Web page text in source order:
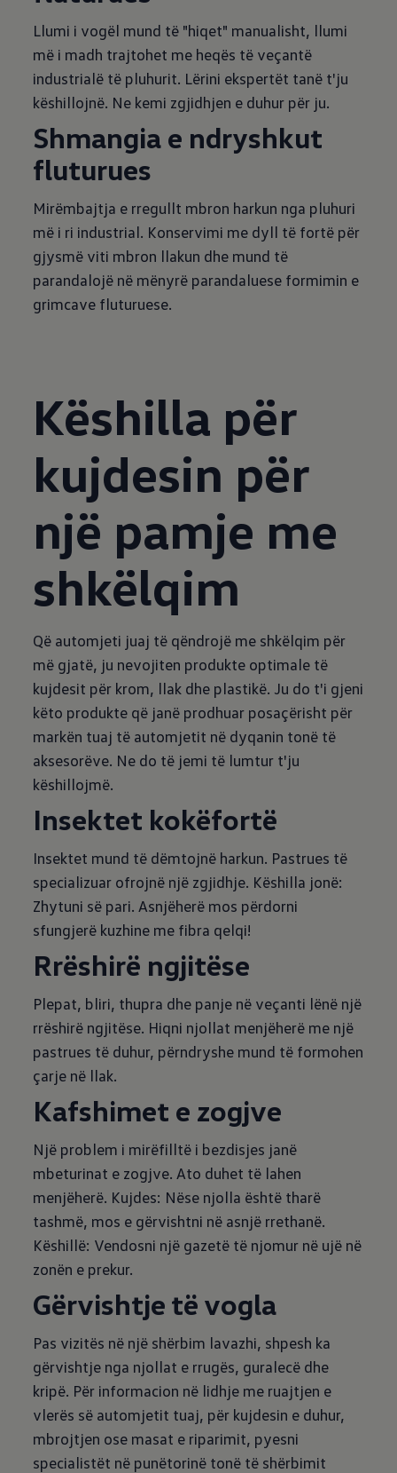
Llumi i vogël mund të "hiqet" manualisht, llumi
më i madh trajtohet me heqës të veçantë
industrialë të pluhurit. Lërini ekspertët tanë t'ju
këshillojnë. Ne kemi zgjidhjen e duhur për ju.
Shmangia e ndryshkut
fluturues
Mirëmbajtja e rregullt mbron harkun nga pluhuri
më i ri industrial. Konservimi me dyll të fortë për
gjysmë viti mbron llakun dhe mund të
parandalojë në mënyrë parandaluese formimin e
grimcave fluturuese.
Këshilla për
kujdesin për
një pamje me
shkëlqim
Që automjeti juaj të qëndrojë me shkëlqim për
më gjatë, ju nevojiten produkte optimale të
kujdesit për krom, llak dhe plastikë. Ju do t'i gjeni
këto produkte që janë prodhuar posaçërisht për
markën tuaj të automjetit në dyqanin tonë të
aksesorëve. Ne do të jemi të lumtur t'ju
këshillojmë.
Insektet kokëfortë
Insektet mund të dëmtojnë harkun. Pastrues të
specializuar ofrojnë një zgjidhje. Këshilla jonë:
Zhytuni së pari. Asnjëherë mos përdorni
sfungjerë kuzhine me fibra qelqi!
Rrëshirë ngjitëse
Plepat, bliri, thupra dhe panje në veçanti lënë një
rrëshirë ngjitëse. Hiqni njollat menjëherë me një
pastrues të duhur, përndryshe mund të formohen
çarje në llak.
Kafshimet e zogjve
Një problem i mirëfilltë i bezdisjes janë
mbeturinat e zogjve. Ato duhet të lahen
menjëherë. Kujdes: Nëse njolla është tharë
tashmë, mos e gërvishtni në asnjë rrethanë.
Këshillë: Vendosni një gazetë të njomur në ujë në
zonën e prekur.
Gërvishtje të vogla
Pas vizitës në një shërbim lavazhi, shpesh ka
gërvishtje nga njollat e rrugës, guralecë dhe
kripë. Për informacion në lidhje me ruajtjen e
vlerës së automjetit tuaj, për kujdesin e duhur,
mbrojtjen ose masat e riparimit, pyesni
specialistët në punëtorinë tonë të shërbimit